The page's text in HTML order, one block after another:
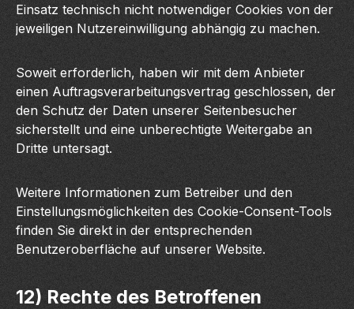
Einsatz technisch nicht notwendiger Cookies von der
jeweiligen Nutzereinwilligung abhängig zu machen.
Soweit erforderlich, haben wir mit dem Anbieter
einen Auftragsverarbeitungsvertrag geschlossen, der
den Schutz der Daten unserer Seitenbesucher
sicherstellt und eine unberechtigte Weitergabe an
Dritte untersagt.
Weitere Informationen zum Betreiber und den
Einstellungsmöglichkeiten des Cookie-Consent-Tools
finden Sie direkt in der entsprechenden
Benutzeroberfläche auf unserer Website.
12) Rechte des Betroffenen